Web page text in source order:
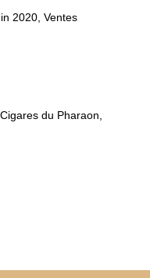
2020 Ventes
du Pharaon,